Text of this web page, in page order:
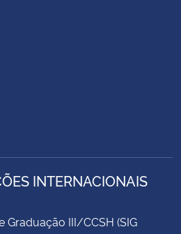
INTERNACIONAIS
Graduação III/CCSH (SIG